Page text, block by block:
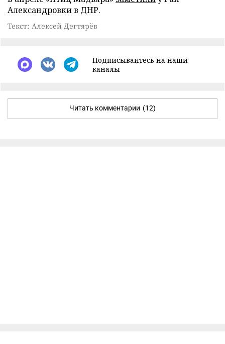
Александровки в ДНР.
Текст: Алексей Дегтярёв
Подписывайтесь на наши
каналы
Читать комментарии (12)